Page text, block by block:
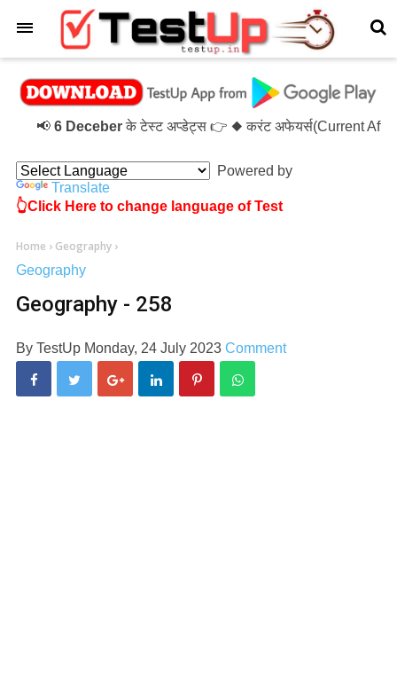
6 Deceberके टेस्ट अप्डेट्स 👉 ◆ करंट अफेयर्स(Current
Powered by
Translate
👆Click Here to change language of Test
Home › Geography ›
Geography
Geography - 258
By TestUp Monday, 24 July 2023 Comment